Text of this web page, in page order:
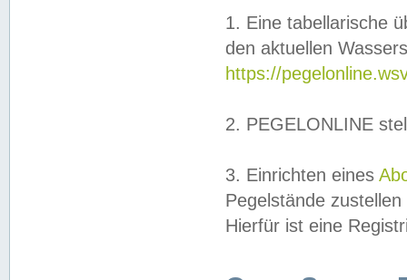
1. Eine tabellarische
den aktuellen
https://
2. PEGELONLINE
3. Einrichten eines
Pegelstände
Hierfür ist eine